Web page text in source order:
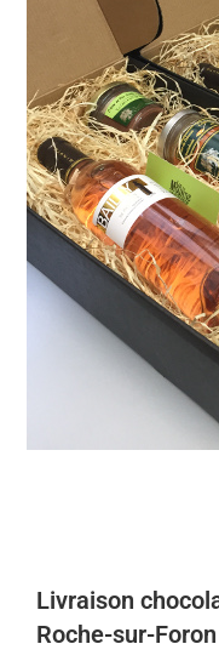
Livraison
Roche-sur-Foron